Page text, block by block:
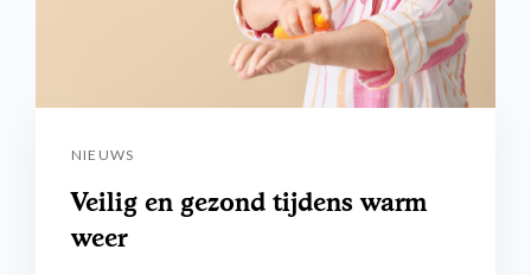
NIEUWS
Veilig en gezond tijdens warm
weer